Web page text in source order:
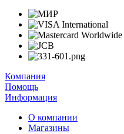
Компания
Помощь
Информация
О компании
Магазины